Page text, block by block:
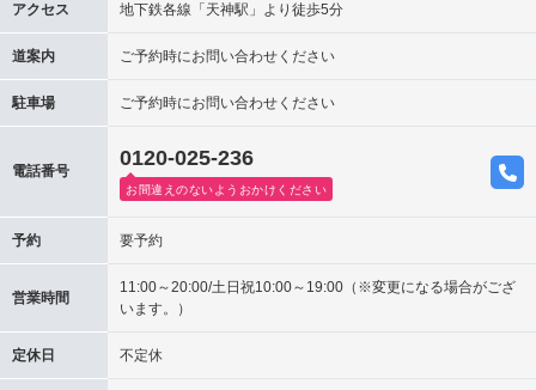
アクセス 地下鉄各線「天神駅」より徒歩5分
道案内 ご予約時にお問い合わせください
駐車場 ご予約時にお問い合わせください
電話番号
0120-025-236
お間違えのないようおかけください
予約 要予約
営業時間
11:00～20:00/土日祝10:00～19:00（※変更になる場合がござ
います。）
定休日 不定休